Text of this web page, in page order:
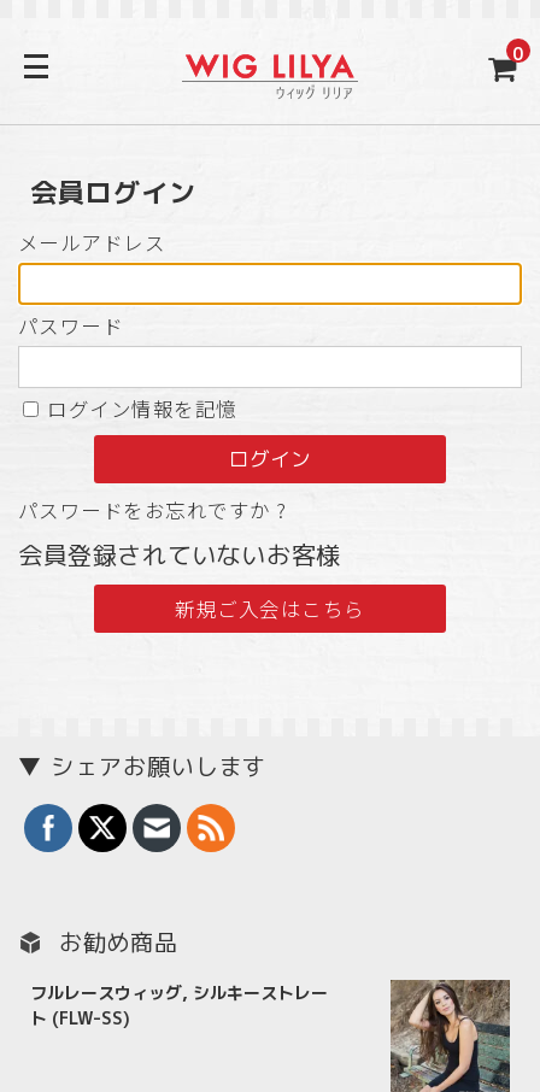
0
会員ログイン
メールアドレス
パスワード
ログイン情報を記憶
パスワードをお忘れですか ?
会員登録されていないお客様
新規ご入会はこちら
▼ シェアお願いします
お勧め商品
フルレースウィッグ, シルキーストレー
ト (FLW-SS)